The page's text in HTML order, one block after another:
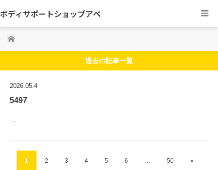
ボディサポートショップアベ
ホーム
過去の記事一覧
2026.05.4
5497
1 2 3 4 5 6 … 50 »